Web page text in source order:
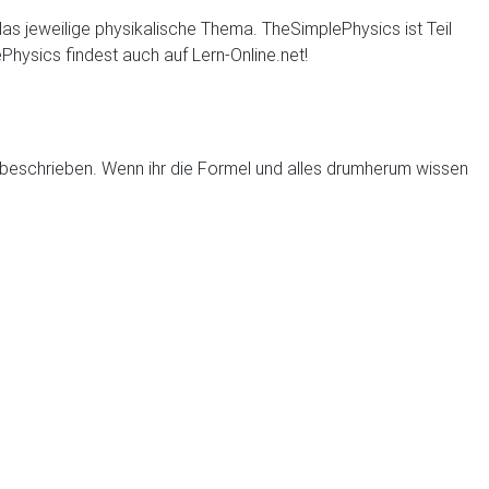
jeweilige physikalische Thema. TheSimplePhysics ist Teil
findest auch auf Lern-Online.net!
Wenn ihr die Formel und alles drumherum wissen